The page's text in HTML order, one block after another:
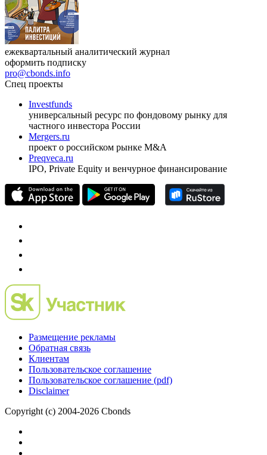
ежеквартальный аналитический журнал
оформить подписку
pro@cbonds.info
Спец проекты
Investfunds
универсальный ресурс по фондовому рынку для
частного инвестора России
Mergers.ru
проект о российском рынке M&A
Preqveca.ru
IPO, Private Equity и венчурное финансирование
Размещение рекламы
Обратная связь
Клиентам
Пользовательское соглашение
Пользовательское соглашение (pdf)
Disclaimer
Copyright (c) 2004-2026 Cbonds